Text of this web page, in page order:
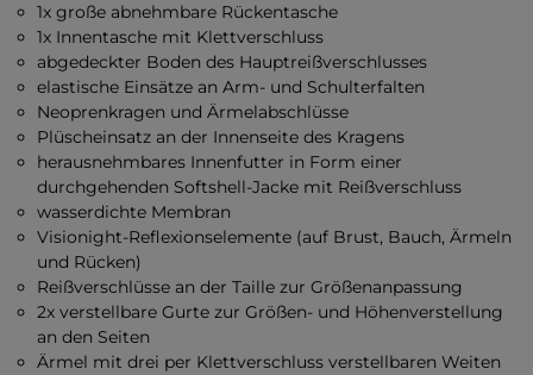
1x große abnehmbare Rückentasche
1x Innentasche mit Klettverschluss
abgedeckter Boden des Hauptreißverschlusses
elastische Einsätze an Arm- und Schulterfalten
Neoprenkragen und Ärmelabschlüsse
Plüscheinsatz an der Innenseite des Kragens
herausnehmbares Innenfutter in Form einer
durchgehenden Softshell-Jacke mit Reißverschluss
wasserdichte Membran
Visionight-Reflexionselemente (auf Brust, Bauch, Ärmeln
und Rücken)
Reißverschlüsse an der Taille zur Größenanpassung
2x verstellbare Gurte zur Größen- und Höhenverstellung
an den Seiten
Ärmel mit drei per Klettverschluss verstellbaren Weiten